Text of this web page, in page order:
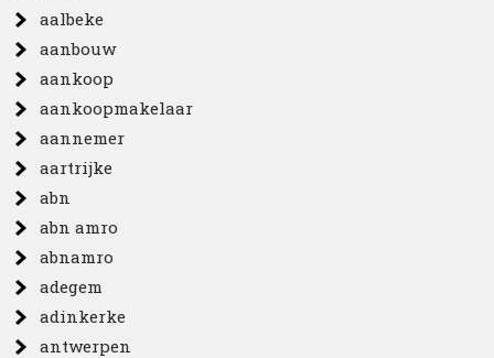
aalbeke
aanbouw
aankoop
aankoopmakelaar
aannemer
aartrijke
abn
abn amro
abnamro
adegem
adinkerke
antwerpen